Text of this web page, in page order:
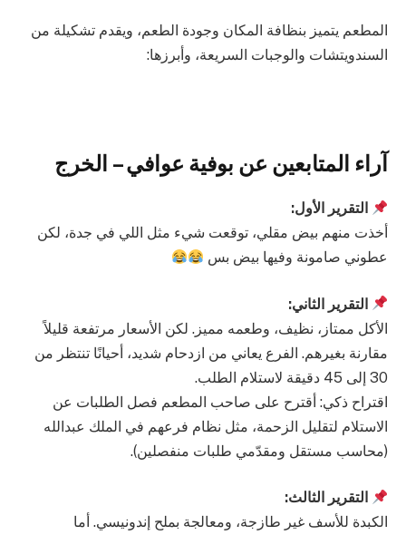
المطعم يتميز بنظافة المكان وجودة الطعم، ويقدم تشكيلة من
السندويتشات والوجبات السريعة، وأبرزها:
آراء المتابعين عن بوفية عوافي – الخرج
التقرير الأول:
أخذت منهم بيض مقلي، توقعت شيء مثل اللي في جدة، لكن
عطوني صامونة وفيها بيض بس
التقرير الثاني:
الأكل ممتاز، نظيف، وطعمه مميز. لكن الأسعار مرتفعة قليلاً
مقارنة بغيرهم. الفرع يعاني من ازدحام شديد، أحيانًا تنتظر من
30 إلى 45 دقيقة لاستلام الطلب.
اقتراح ذكي: أقترح على صاحب المطعم فصل الطلبات عن
الاستلام لتقليل الزحمة، مثل نظام فرعهم في الملك عبدالله
(محاسب مستقل ومقدّمي طلبات منفصلين).
التقرير الثالث:
الكبدة للأسف غير طازجة، ومعالجة بملح إندونيسي. أما